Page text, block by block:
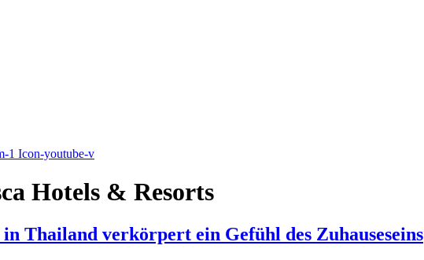
1 Icon-youtube-v
Hotels & Resorts
in Thailand verkörpert ein Gefühl des Zuhauseseins